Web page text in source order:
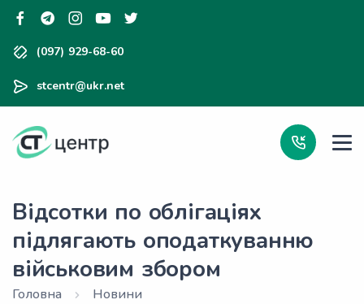
(097) 929-68-60
stcentr@ukr.net
Відсотки по облігаціях
підлягають оподаткуванню
військовим збором
Головна
Новини